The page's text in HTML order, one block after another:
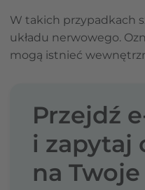
W takich przypadkach
układu nerwowego.
mogą istnieć
Przejdź
i zapytaj
na